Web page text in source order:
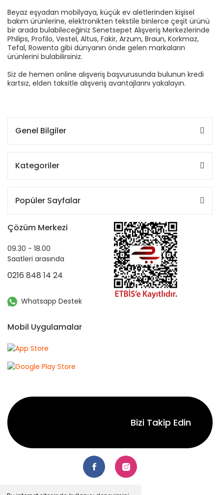
Beyaz eşyadan mobilyaya, küçük ev aletlerinden kişisel
bakım ürünlerine, elektronikten tekstile binlerce çeşit ürünü
bir arada bulabileceğiniz Senetsepet Alışveriş Merkezlerinde
Philips, Profilo, Vestel, Altus, Fakir, Arzum, Braun, Korkmaz,
Tefal, Rowenta gibi dünyanın önde gelen markaların
ürünlerini bulabilirsiniz.
Siz de hemen online alışveriş başvurusunda bulunun kredi
kartsız, elden taksitle alışveriş avantajlarını yakalayın.
Genel Bilgiler
Kategoriler
Popüler Sayfalar
Çözüm Merkezi
09.30 - 18.00
Saatleri arasında
0216 848 14 24
Whatsapp Destek
Mobil Uygulamalar
Bizi Takip Edin